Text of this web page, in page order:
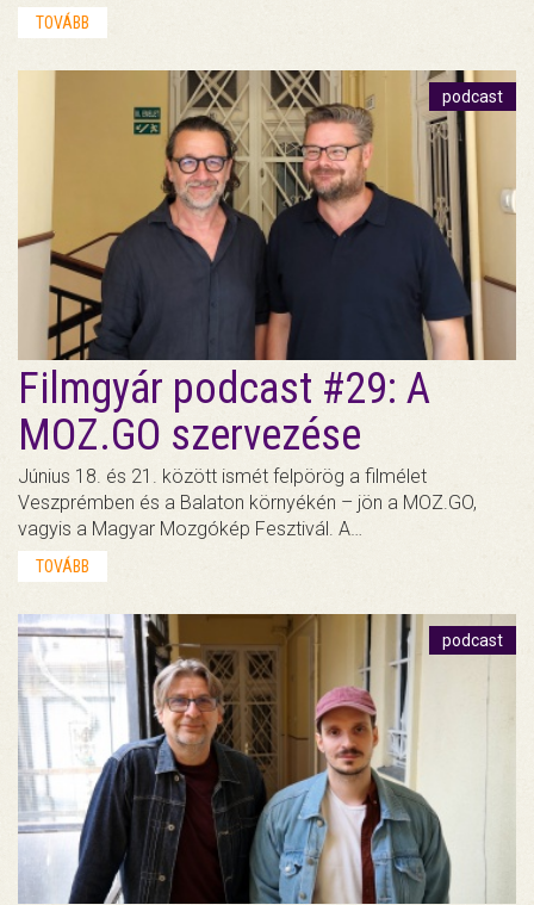
TOVÁBB
podcast
Filmgyár podcast #29: A
MOZ.GO szervezése
Június 18. és 21. között ismét felpörög a filmélet
Veszprémben és a Balaton környékén – jön a MOZ.GO,
vagyis a Magyar Mozgókép Fesztivál. A…
TOVÁBB
podcast